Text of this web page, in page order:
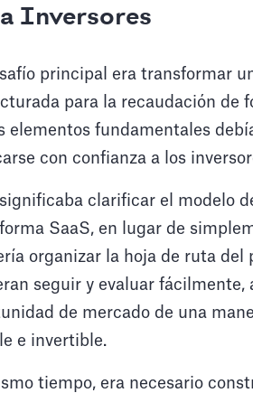
Inversores
principal era transformar
para la recaudación de
elementos fundamentales
con confianza a los
clarificar el modelo
SaaS, en lugar de
organizar la hoja de ruta
seguir y evaluar
de mercado de una
e invertible.
tiempo, era necesario